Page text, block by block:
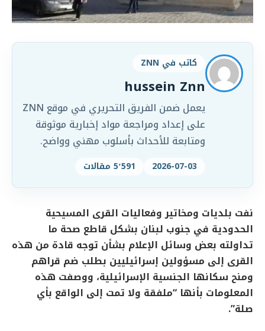
كاتب في ZNN
hussein Znn
يعمل ضمن الفريق التحريري في موقع ZNN
على إعداد ومراجعة مواد إخبارية موثوقة
ومتابعة للأحداث بأسلوب مهني وواضح.
2026-07-03 5٬591 مقالات
نفت بلديات ومخاتير وفعاليات القرى المسيحية
الحدودية في جنوب لبنان بشكل قاطع صحة ما
تداولته بعض وسائل الإعلام بشأن توجه قادة من هذه
القرى إلى مسؤولين إسرائيليين بطلب ضم قراهم
ومنح سكانها الجنسية الإسرائيلية، ووصفت هذه
المعلومات بأنها “ملفقة ولا تمت إلى الواقع بأي
صلة”.